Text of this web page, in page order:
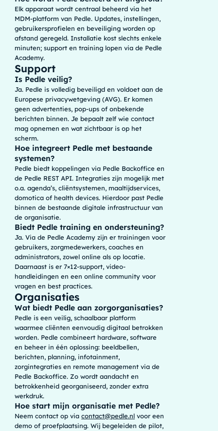
Elk apparaat wordt centraal beheerd via het
MDM-platform van Pedle. Updates, instellingen,
gebruikersprofielen en beveiliging worden op
afstand geregeld. Installatie kost slechts enkele
minuten; support en training lopen via de Pedle
Academy.
Support
Is Pedle veilig?
Ja. Pedle is volledig beveiligd en voldoet aan de
Europese privacywetgeving (AVG). Er komen
geen advertenties, pop-ups of onbekende
berichten binnen. Je bepaalt zelf wie contact
mag opnemen en wat zichtbaar is op het
scherm.
Hoe integreert Pedle met bestaande
systemen?
Pedle biedt koppelingen via Pedle Backoffice en
de Pedle REST API. Integraties zijn mogelijk met
o.a. agenda’s, cliëntsystemen, maaltijdservices,
domotica of health devices. Hierdoor past Pedle
binnen de bestaande digitale infrastructuur van
de organisatie.
Biedt Pedle training en ondersteuning?
Ja. Via de Pedle Academy zijn er trainingen voor
gebruikers, zorgmedewerkers, coaches en
administrators, zowel online als op locatie.
Daarnaast is er 7×12-support, video-
handleidingen en een online community voor
vragen en best practices.
Organisaties
Wat biedt Pedle aan zorgorganisaties?
Pedle is een veilig, schaalbaar platform
waarmee cliënten eenvoudig digitaal betrokken
worden. Pedle combineert hardware, software
en beheer in één oplossing: beeldbellen,
berichten, planning, infotainment,
zorgintegraties en remote management via de
Pedle Backoffice. Zo wordt aandacht en
betrokkenheid georganiseerd, zonder extra
werkdruk.
Hoe start mijn organisatie met Pedle?
Neem contact op via contact@pedle.nl voor een
demo of proefplaatsing. Wij begeleiden de pilot,